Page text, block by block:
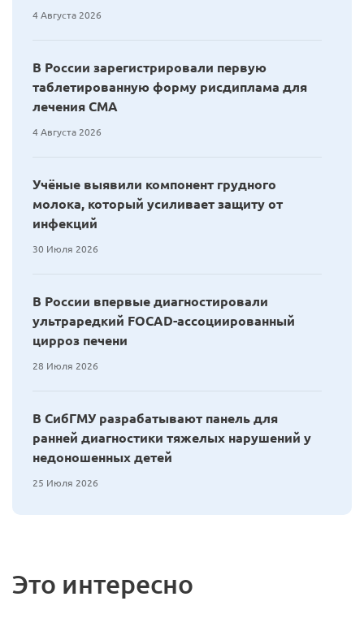
4 Августа 2026
В России зарегистрировали первую
таблетированную форму рисдиплама для
лечения СМА
4 Августа 2026
Учёные выявили компонент грудного
молока, который усиливает защиту от
инфекций
30 Июля 2026
В России впервые диагностировали
ультраредкий FOCAD-ассоциированный
цирроз печени
28 Июля 2026
В СибГМУ разрабатывают панель для
ранней диагностики тяжелых нарушений у
недоношенных детей
25 Июля 2026
Это интересно